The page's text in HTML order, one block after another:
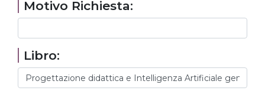
Motivo Richiesta:
Libro: